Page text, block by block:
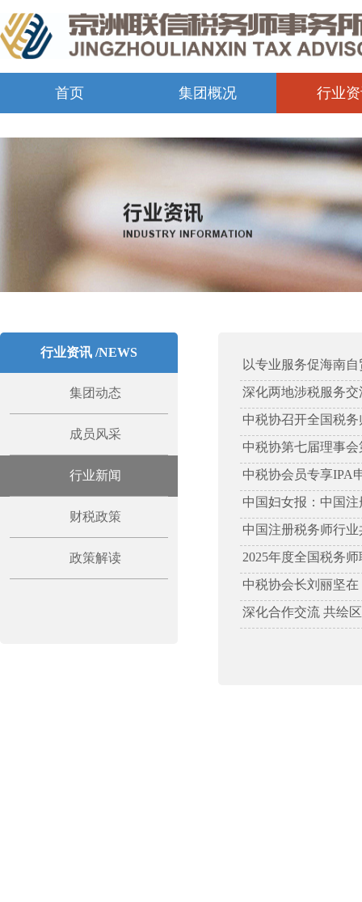
首页 集团概况 行业
集团动态
成员风采
行业新闻
财税政策
政策解读
行业资讯 /NEWS
以专业服务促海南
深化两地涉税服务
中税协召开全国税
中税协第七届理事
中税协会员专享IPA
中国妇女报：中国
中国注册税务师行
2025年度全国税务
中税协会长刘丽坚
深化合作交流 共绘